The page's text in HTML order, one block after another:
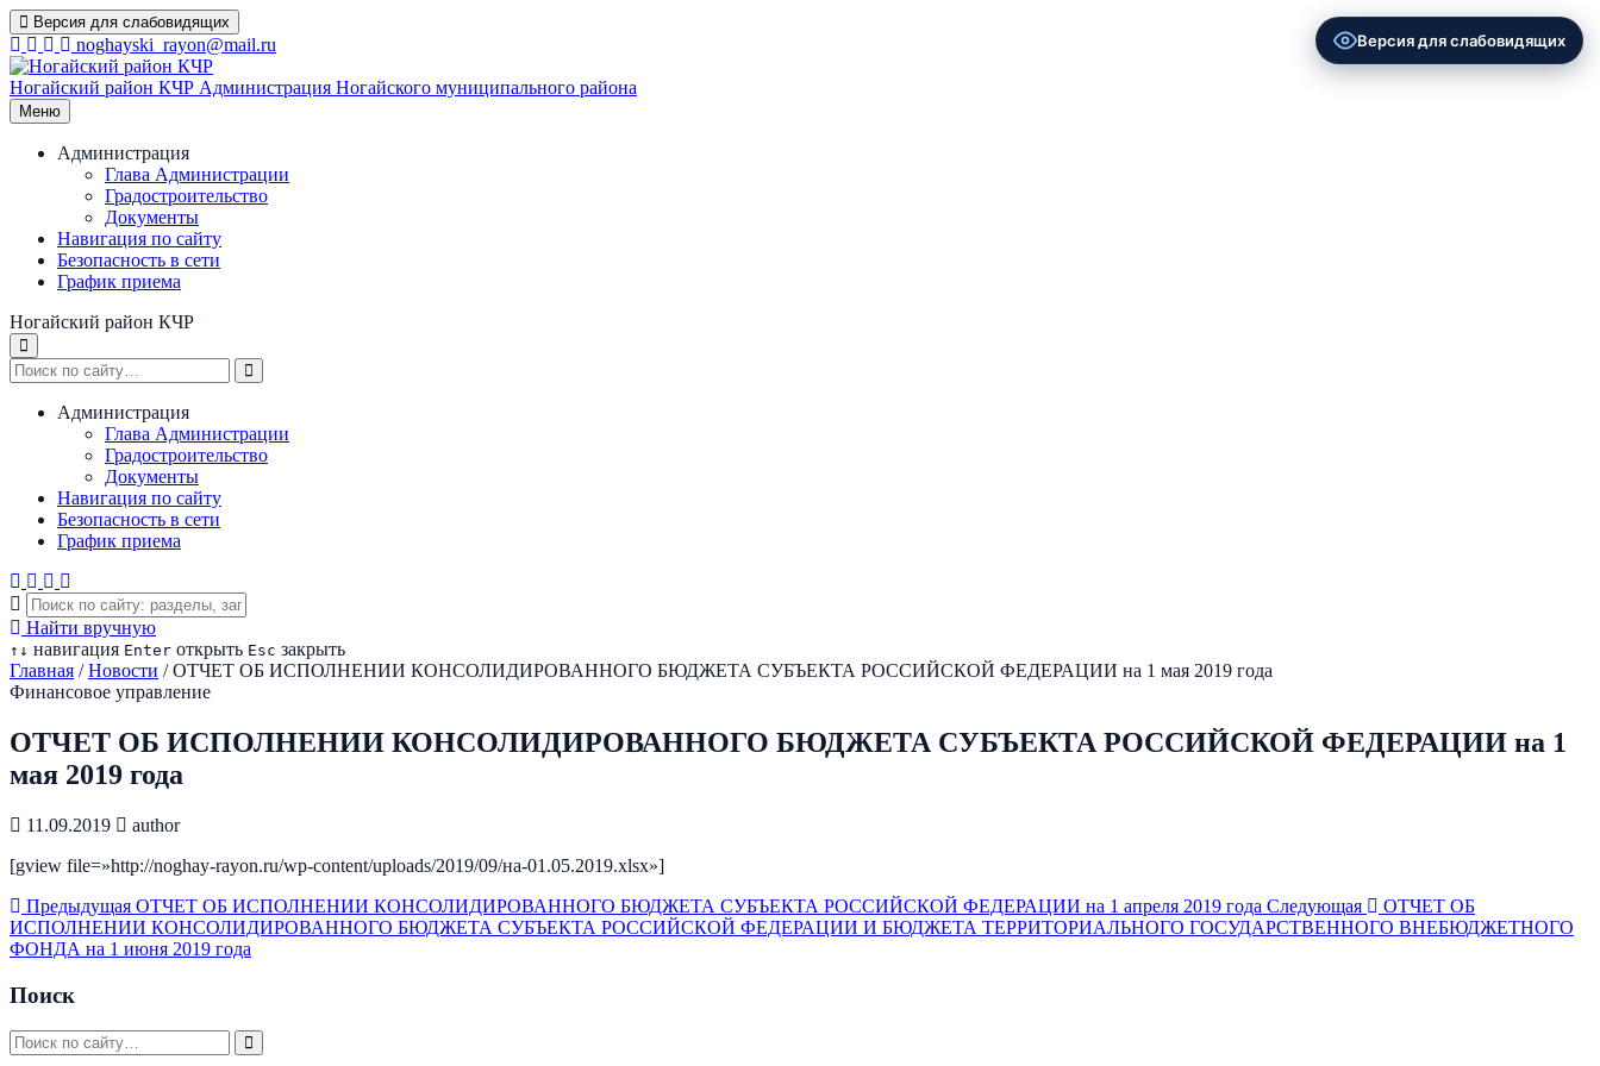
Перейти
к
содержимому
Версия для слабовидящих
noghayski_rayon@mail.ru
Ногайский район КЧР Администрация Ногайского муниципального района
Меню
Администрация
Глава Администрации
Градостроительство
Документы
Навигация по сайту
Безопасность в сети
График приема
Ногайский район КЧР
Администрация
Глава Администрации
Градостроительство
Документы
Навигация по сайту
Безопасность в сети
График приема
Найти вручную
↑ ↓ навигация Enter открыть Esc закрыть
Главная / Новости / ОТЧЕТ ОБ ИСПОЛНЕНИИ КОНСОЛИДИРОВАННОГО БЮДЖЕТА СУБЪЕКТА РОССИЙСКОЙ ФЕДЕРАЦИИ на 1 мая 2019 года
Финансовое управление
ОТЧЕТ ОБ ИСПОЛНЕНИИ КОНСОЛИДИРОВАННОГО БЮДЖЕТА СУБЪЕКТА РОССИЙСКОЙ ФЕДЕРАЦИИ на 1
мая 2019 года
11.09.2019
author
[gview file=»http://noghay-rayon.ru/wp-content/uploads/2019/09/на-01.05.2019.xlsx»]
Предыдущая ОТЧЕТ ОБ ИСПОЛНЕНИИ КОНСОЛИДИРОВАННОГО БЮДЖЕТА СУБЪЕКТА РОССИЙСКОЙ ФЕДЕРАЦИИ на 1 апреля 2019 года Следующая
ОТЧЕТ ОБ
ИСПОЛНЕНИИ КОНСОЛИДИРОВАННОГО БЮДЖЕТА СУБЪЕКТА РОССИЙСКОЙ ФЕДЕРАЦИИ И БЮДЖЕТА ТЕРРИТОРИАЛЬНОГО ГОСУДАРСТВЕННОГО ВНЕБЮДЖЕТНОГО
ФОНДА на 1 июня 2019 года
Поиск
Версия для слабовидящих